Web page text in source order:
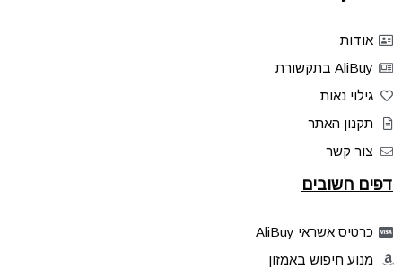
אודות
AliBuy בתקשורת
גילוי נאות
תקנון האתר
צור קשר
דפים חשובים
כרטיס אשראי AliBuy
מנוע חיפוש באמזון